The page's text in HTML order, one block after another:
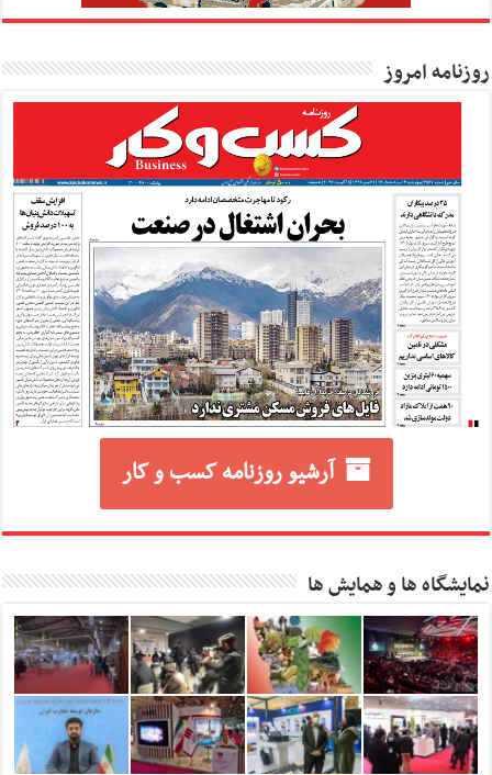
روزنامه امروز
آرشیو روزنامه کسب و کار
نمایشگاه ها و همایش ها